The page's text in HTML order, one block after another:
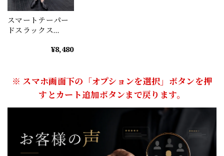
スマートテーパー
ドスラックス
¥8,480
※ スマホ画面下の「オプションを選択」ボタンを押
すとカート追加ボタンまで戻ります。